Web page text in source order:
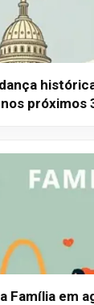
próximos
Família em